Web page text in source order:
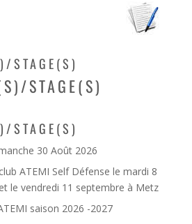
STAGE(S)
STAGE(S)
STAGE(S)
30 Août 2026
ATEMI Self Défense le mardi 8
le vendredi 11 septembre à Metz
saison 2026 -2027